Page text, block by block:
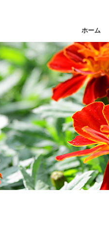
ホーム